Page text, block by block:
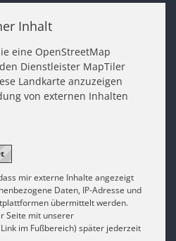
Inhalt
eine OpenStreetMap
Dienstleister MapTiler
Landkarte anzuzeigen
von externen Inhalten
mir externe Inhalte angezeigt
Daten, IP-Adresse und
übermittelt werden.
Seite mit unserer
im Fußbereich) später jederzeit